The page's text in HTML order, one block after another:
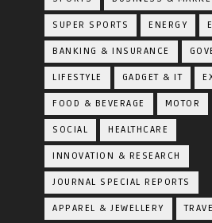
SUPER SPORTS ENERGY
BANKING & INSURANCE
LIFESTYLE GADGET & IT
FOOD & BEVERAGE MOTOR
SOCIAL HEALTHCARE
INNOVATION & RESEARCH
JOURNAL SPECIAL REPORTS
APPAREL & JEWELLERY